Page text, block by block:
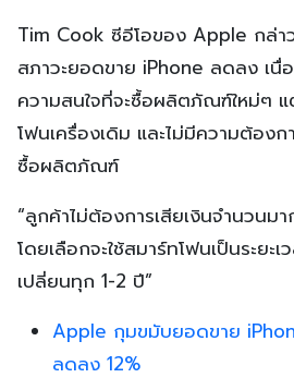
Tim Cook ซีอีโอของ Apple กล่
สภาวะยอดขาย iPhone ลดลง เนื่
ความสนใจที่จะซื้อผลิตภัณฑ์ใหม่ๆ แ
โฟนเครื่องเดิม และไม่มีความต้องก
ซื้อผลิตภัณฑ์
“ลูกค้าไม่ต้องการเสียเงินจำนวนม
โดยเลือกจะใช้สมาร์ทโฟนเป็นระยะ
เปลี่ยนทุก 1-2 ปี”
Apple กุมขมับยอดขาย
ลดลง 12%